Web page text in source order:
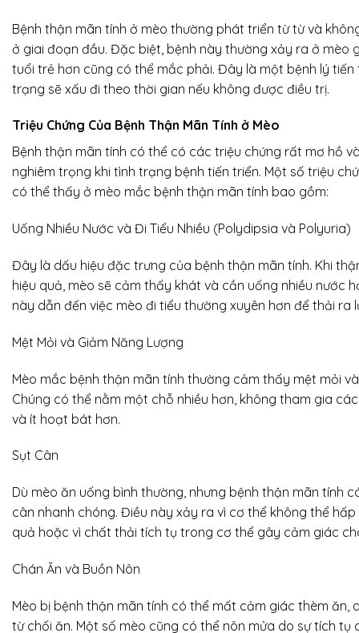
Bệnh thận mãn tính ở mèo thường phát triển từ từ và
ở giai đoạn đầu. Đặc biệt, bệnh này thường xảy ra ở mèo
tuổi trẻ hơn cũng có thể mắc phải. Đây là một bệnh lý tiến
trạng sẽ xấu đi theo thời gian nếu không được điều trị.
Triệu Chứng Của Bệnh Thận Mãn Tính ở Mèo
Bệnh thận mãn tính có thể có các triệu chứng rất mơ hồ
nghiêm trọng khi tình trạng bệnh tiến triển. Một số triệu
có thể thấy ở mèo mắc bệnh thận mãn tính bao gồm:
Uống Nhiều Nước và Đi Tiểu Nhiều (Polydipsia và Polyuria)
Đây là dấu hiệu đặc trưng của bệnh thận mãn tính. Khi
hiệu quả, mèo sẽ cảm thấy khát và cần uống nhiều nước
này dẫn đến việc mèo đi tiểu thường xuyên hơn để thải ra
Mệt Mỏi và Giảm Năng Lượng
Mèo mắc bệnh thận mãn tính thường cảm thấy mệt mỏi
Chúng có thể nằm một chỗ nhiều hơn, không tham gia
và ít hoạt bát hơn.
Sụt Cân
Dù mèo ăn uống bình thường, nhưng bệnh thận mãn tính
cân nhanh chóng. Điều này xảy ra vì cơ thể không thể
quả hoặc vì chất thải tích tụ trong cơ thể gây cảm giác
Chán Ăn và Buồn Nôn
Mèo bị bệnh thận mãn tính có thể mất cảm giác thèm ăn,
từ chối ăn. Một số mèo cũng có thể nôn mửa do sự tích